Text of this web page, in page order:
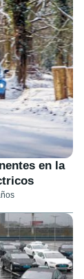
en la